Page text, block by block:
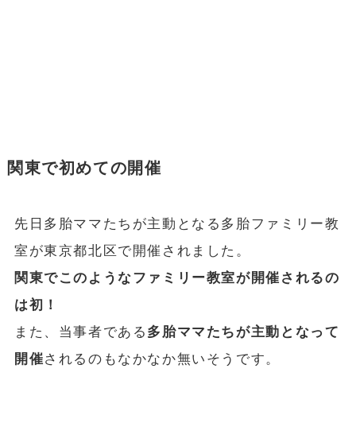
関東で初めての開催
先日多胎ママたちが主動となる多胎ファミリー教
室が東京都北区で開催されました。
関東でこのようなファミリー教室が開催されるの
は初！
また、当事者である 多胎ママたちが主動となって
開催されるのもなかなか無いそうです。